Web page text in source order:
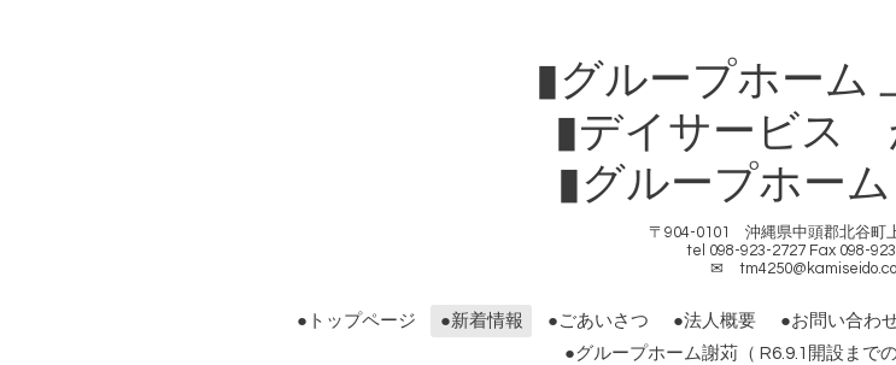
▮グループホーム
▮デイサービス
▮グループホーム
〒904-0101 沖縄県中頭郡北谷町
tel 098-923-2727 Fax 098-
✉
●トップページ ●新着情報 ●ごあいさつ ●法人概要 ●お問い合わ
●グループホーム謝苅（ R6.9.1開設までの